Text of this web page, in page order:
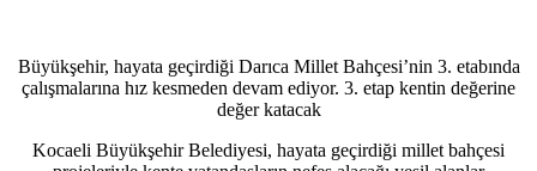
Büyükşehir, hayata geçirdiği Darıca Millet Bahçesi’nin 3. etabında
çalışmalarına hız kesmeden devam ediyor. 3. etap kentin değerine
değer katacak
Kocaeli Büyükşehir Belediyesi, hayata geçirdiği millet bahçesi